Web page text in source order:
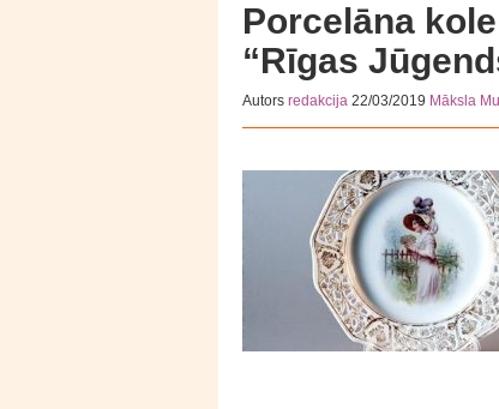
Porcelāna
“Rīgas
Autors redakcija 22/03/2019 Māksla